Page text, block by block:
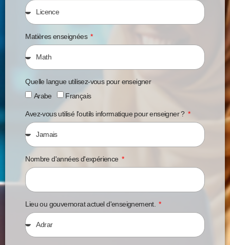
Matières enseignées
Quelle langue utilisez-vous pour enseigner
Arabe
Français
Avez-vous utilisé l'outils informatique pour enseigner ?
Nombre d'années d'expérience
Lieu ou gouvernorat actuel d'enseignement.